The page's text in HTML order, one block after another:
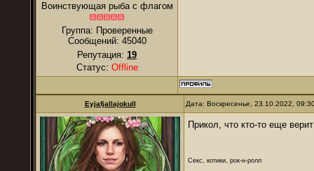
Воинствующая рыба с флагом
Группа: Проверенные
Сообщений: 45040
Репутация: 19
Статус: Offline
Eyjafjallajokull Дата: Воскресенье, 23.10.2022,
Прикол, что кто-то еще
Секс, котики, рок-н-ролл